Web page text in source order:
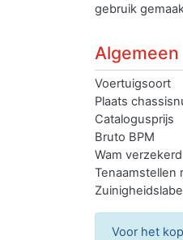
gebruik
Algemeen
Voertuigsoort
Plaats
Catalogusprijs
Bruto BPM
Wam verzekerd
Tenaamstellen
Voor het